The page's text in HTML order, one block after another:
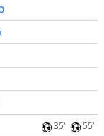
35' 55'